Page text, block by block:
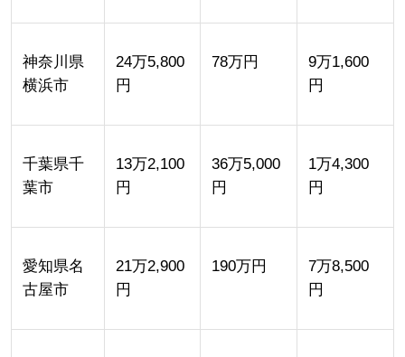
神奈川県
横浜市
24万5,800
円
78万円
9万1,600
円
千葉県千
葉市
13万2,100
円
36万5,000
円
1万4,300
円
愛知県名
古屋市
21万2,900
円
190万円
7万8,500
円